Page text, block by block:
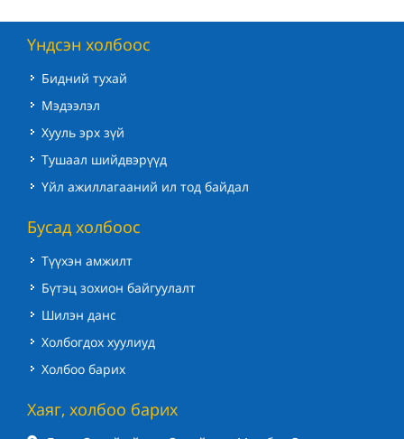
Үндсэн холбоос
Бидний тухай
Мэдээлэл
Хууль эрх зүй
Тушаал шийдвэрүүд
Үйл ажиллагааний ил тод байдал
Бусад холбоос
Түүхэн амжилт
Бүтэц зохион байгуулалт
Шилэн данс
Холбогдох хуулиуд
Холбоо барих
Хаяг, холбоо барих